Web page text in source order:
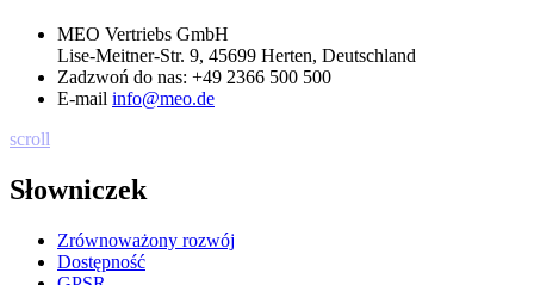
MEO Vertriebs GmbH
Lise-Meitner-Str. 9, 45699 Herten, Deutschland
Zadzwoń do nas: +49 2366 500 500
E-mail info@meo.de
scroll
Słowniczek
Zrównoważony rozwój
Dostępność